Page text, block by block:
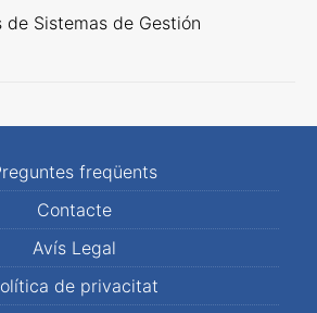
Sistemas de Gestión
freqüents
Contacte
Avís Legal
de privacitat